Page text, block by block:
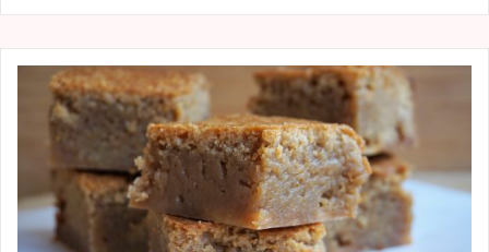
b
o
o
k
s
A
p
p
es
t
er